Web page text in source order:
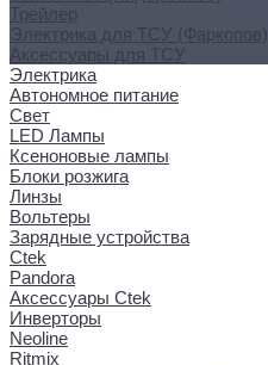
Трейлер
Электрика для ТСУ (Фаркопов)
Аксессуары для ТСУ
Электрика
Автономное питание
Свет
LED Лампы
Ксеноновые лампы
Блоки розжига
Линзы
Вольтеры
Зарядные устройства
Ctek
Pandora
Аксессуары Ctek
Инверторы
Neoline
Ritmix